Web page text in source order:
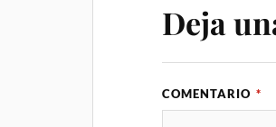
Deja
COMENTARIO *